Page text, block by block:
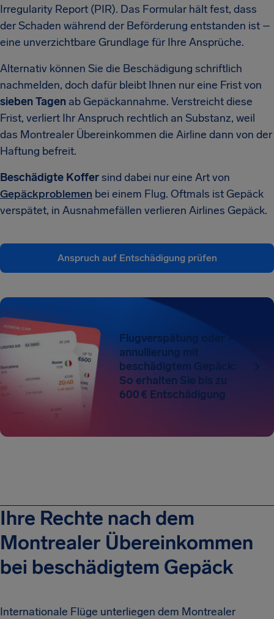
Irregularity Report (PIR). Das Formular hält fest, dass
der Schaden während der Beförderung entstanden ist –
eine unverzichtbare Grundlage für Ihre Ansprüche.
Alternativ können Sie die Beschädigung schriftlich
nachmelden, doch dafür bleibt Ihnen nur eine Frist von
sieben Tagen ab Gepäck­annahme. Verstreicht diese
Frist, verliert Ihr Anspruch rechtlich an Substanz, weil
das Montrealer Übereinkommen die Airline dann von der
Haftung befreit.
Beschädigte Koffersind dabei nur eine Art von
Gepäckproblemen bei einem Flug. Oftmals ist Gepäck
verspätet, in Ausnahmefällen verlieren Airlines Gepäck.
Anspruch auf Entschädigung prüfen
Flugverspätung oder -
annullierung mit
beschädigtem Gepäck:
So erhalten Sie bis zu
600 € Entschädigung
Ihre Rechte nach dem
Montrealer Übereinkommen
bei beschädigtem Gepäck
Internationale Flüge unterliegen dem Montrealer